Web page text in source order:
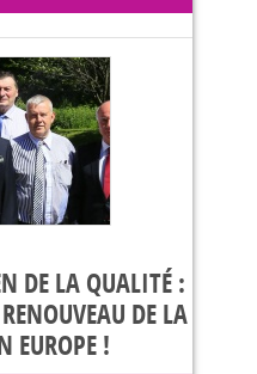
DE LA QUALITÉ :
DE LA
EUROPE !